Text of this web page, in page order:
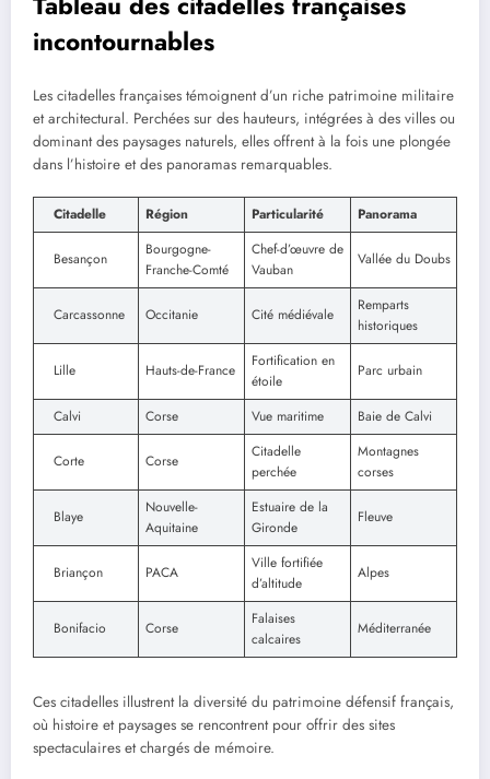
incontournables
Les citadelles françaises témoignent d’un riche patrimoine militaire
et architectural. Perchées sur des hauteurs, intégrées à des villes ou
dominant des paysages naturels, elles offrent à la fois une plongée
dans l’histoire et des panoramas remarquables.
Citadelle Région Particularité Panorama
Besançon
Bourgogne-
Franche-Comté
Chef-d’œuvre de
Vauban
Vallée du Doubs
Carcassonne Occitanie Cité médiévale
Remparts
historiques
Lille Hauts-de-France
Fortification en
étoile
Parc urbain
Calvi Corse Vue maritime Baie de Calvi
Corte Corse
Citadelle
perchée
Montagnes
corses
Blaye
Nouvelle-
Aquitaine
Estuaire de la
Gironde
Fleuve
Briançon PACA
Ville fortifiée
d’altitude
Alpes
Bonifacio Corse
Falaises
calcaires
Méditerranée
Ces citadelles illustrent la diversité du patrimoine défensif français,
où histoire et paysages se rencontrent pour offrir des sites
spectaculaires et chargés de mémoire.